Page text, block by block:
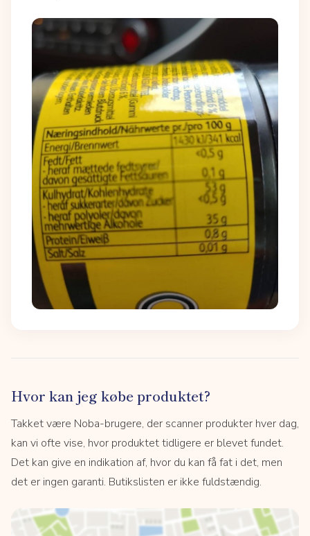
Hvor kan jeg købe produktet?
Takket være Noba-brugere, der scanner produkter hver dag,
kan vi ofte vise, hvor produktet tidligere er blevet fundet.
Det kan give en indikation af, hvor du kan få fat i det, men
det er ingen garanti. Butikslisten er ikke fuldstændig.